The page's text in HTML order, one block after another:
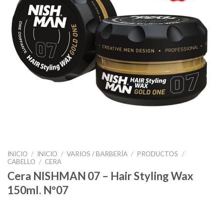
INICIO / INICIO / VARIOS / BARBERÍA / PRODUCTOS
/
CABELLO / CERA
Cera NISHMAN 07 – Hair Styling Wax
150ml. Nº07